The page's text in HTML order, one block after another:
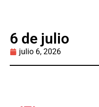
6 de julio
julio 6, 2026